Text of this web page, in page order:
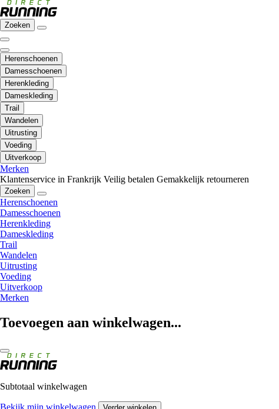
Zoeken
Herenschoenen
Damesschoenen
Herenkleding
Dameskleding
Trail
Wandelen
Uitrusting
Voeding
Uitverkoop
Merken
Klantenservice in Frankrijk Veilig betalen Gemakkelijk retourneren
Zoeken
Herenschoenen
Damesschoenen
Herenkleding
Dameskleding
Trail
Wandelen
Uitrusting
Voeding
Uitverkoop
Merken
Toevoegen aan winkelwagen...
Subtotaal winkelwagen
Bekijk mijn winkelwagen